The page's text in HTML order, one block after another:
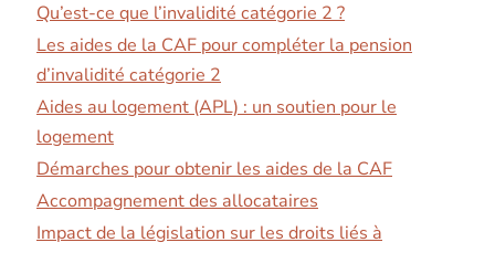
Qu’est-ce que l’invalidité catégorie 2 ?
Les aides de la CAF pour compléter la pension
d’invalidité catégorie 2
Aides au logement (APL) : un soutien pour le
logement
Démarches pour obtenir les aides de la CAF
Accompagnement des allocataires
Impact de la législation sur les droits liés à